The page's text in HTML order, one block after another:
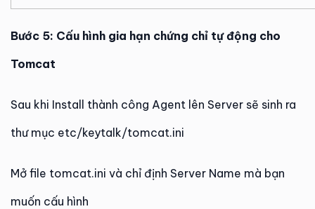
Bước 5: Cấu hình gia hạn chứng chỉ tự động cho
Tomcat
Sau khi Install thành công Agent lên Server sẽ sinh ra
thư mục etc/keytalk/tomcat.ini
Mở file tomcat.ini và chỉ định Server Name mà bạn
muốn cấu hình